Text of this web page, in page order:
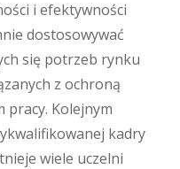
i efektywności
dostosowywać
się potrzeb rynku
z ochroną
pracy. Kolejnym
kadry
wiele uczelni